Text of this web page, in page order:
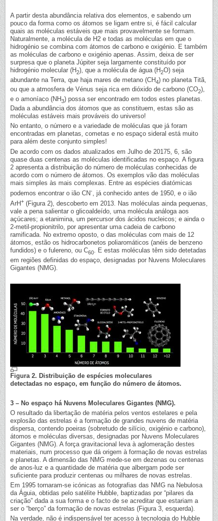
A partir desta abundância relativa dos elementos, e sabendo um
pouco da forma como os átomos se ligam entre si, é fácil calcular
quais as moléculas estáveis que mais provavelmente se formam.
Naturalmente, a molécula de H2 e todas as moléculas em que o
hidrogénio se combina com átomos de carbono e oxigénio. E também
as moléculas de carbono e oxigénio apenas. Assim, deixa de ser
surpresa que o planeta Júpiter seja largamente constituído por
hidrogénio molecular (H2), que a molécula de água (H2O) seja
abundante na Terra, que haja mares de metano (CH4) no planeta Titã,
ou que a atmosfera de Vénus seja rica em dióxido de carbono (CO2),
e o amoníaco (NH3) possa ser encontrado em todos estes planetas.
Dada a abundância dos átomos que as constituem, estas são as
moléculas estáveis mais prováveis do universo!
No entanto, o número e a variedade de moléculas que já foram
encontradas em planetas, cometas e no espaço sideral está muito
para além deste conjunto simples!
De acordo com os dados atualizados em Julho de 20175, 6, são
quase duas centenas as moléculas identificadas no espaço. A figura
2 apresenta a distribuição do número de moléculas conhecidas de
acordo com o número de átomos. Os exemplos vão das moléculas
mais simples às mais complexas. Entre as espécies diatómicas
podemos encontrar o ião CN-
, já conhecido antes de 1950, e o ião
ArH+ (Figura 2), descoberto em 2013. Nas moléculas ainda pequenas,
vale a pena salientar o glicoaldeído, uma molécula análoga aos
açúcares; a etanimina, um percursor dos ácidos nucleicos; e ainda o
2-metil-propionitrilo, por apresentar uma cadeia de carbono
ramificada. No extremo oposto, o das moléculas com mais de 12
átomos, estão os hidrocarbonetos poliaromáticos (anéis de benzeno
fundidos) e o fulereno, ou C60. E estas moléculas têm sido detetadas
em regiões definidas do espaço, designadas por Nuvens Moleculares
Gigantes (NMG).
Figura 2. Distribuição de espécies moleculares
detectadas no espaço, em função do número de átomos.
3 – No espaço há Nuvens Moleculares Gigantes (NMG).
O resultado da libertação de matéria pelos ventos estelares e pela
explosão das estrelas é a formação de grandes nuvens de matéria
dispersa, contendo poeiras (sobretudo de silício, oxigénio e carbono),
átomos e moléculas diversas, designadas por Nuvens Moleculares
Gigantes (NMG). A força gravitacional leva à aglomeração destes
materiais, num processo que dá origem à formação de novas estrelas
e planetas. A dimensão das NMG mede-se em dezenas ou centenas
de anos-luz e a quantidade de matéria que albergam pode ser
suficiente para produzir centenas ou milhares de novas estrelas.
Em 1995 tornaram-se icónicas as fotografias das NMG na Nebulosa
da Águia, obtidas pelo satélite Hubble, baptizadas por “pilares da
criação” dada a sua forma e o facto de se acreditar que estariam a
ser o “berço” da formação de novas estrelas (Figura 3, esquerda).
Na verdade, não é indispensável ter acesso à tecnologia do Hubble